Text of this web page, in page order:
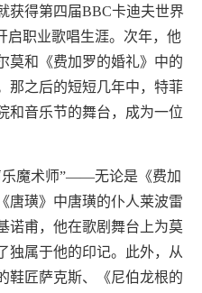
获得第四届BBC卡迪夫世界
启职业歌唱生涯。次年，他
莫和《费加罗的婚礼》中的
那之后的短短几年中，特菲
和音乐节的舞台，成为一位
乐魔术师”——无论是《费加
唐璜》中唐璜的仆人莱波雷
诺甫，他在歌剧舞台上为莫
独属于他的印记。此外，从
鞋匠萨克斯、《尼伯龙根的